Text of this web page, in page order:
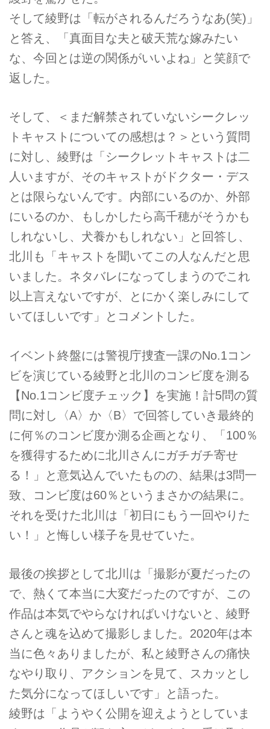
そして綾野は「転がされるんだろうなあ(笑)」
と答え、「真面目な夫と破天荒な嫁みたい
な、今回とは逆の関係がいいよね」と笑顔で
返した。
そして、＜まだ解禁されていないシークレッ
トキャストについての感想は？＞という質問
に対し、綾野は「シークレットキャストは二
人いますが、そのキャストがドクター・デス
とは限らないんです。内部にいるのか、外部
にいるのか、もしかしたら高千穂がそうかも
しれないし、犬養かもしれない」と回答し、
北川も「キャストを聞いてこの人なんだと思
いました。ネタバレになってしまうのでこれ
以上言えないですが、とにかく楽しみにして
いてほしいです」とコメントした。
イベント終盤には警視庁捜査一課のNo.1コン
ビを演じている綾野と北川のコンビ度を測る
【No.1コンビ度チェック】を実施！計5問の質
問に対し〈A〉か〈B〉で回答していき最終的
に何％のコンビ度か測る企画となり、「100％
を獲得するために北川さんにガチガチ寄せ
る！」と意気込んでいたものの、結果は3問一
致、コンビ度は60％というまさかの結果に。
それを受けた北川は「初日にもう一回やりた
い！」と悔しい様子を見せていた。
最後の挨拶として北川は「撮影が夏だったの
で、熱くて本当に大変だったのですが、この
作品は本気でやらなければいけないと、綾野
さんと魂を込めて撮影しました。2020年は本
当に色々ありましたが、私と綾野さんの痛快
なやり取り、アクションを見て、スカッとし
た気分になってほしいです」と語った。
綾野は「ようやく公開を迎えようとしていま